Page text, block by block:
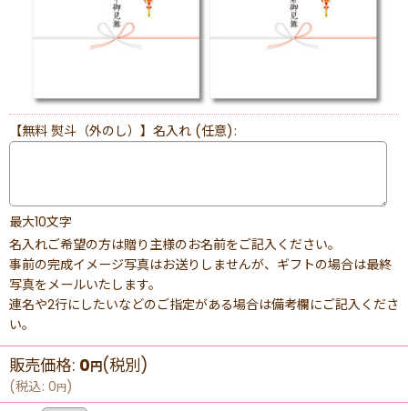
【無料 熨斗（外のし）】名入れ (任意):
最大10文字
名入れご希望の方は贈り主様のお名前をご記入ください。
事前の完成イメージ写真はお送りしませんが、ギフトの場合は最終
写真をメールいたします。
連名や2行にしたいなどのご指定がある場合は備考欄にご記入くださ
い。
販売価格: 0円(税別)
(税込: 0円)